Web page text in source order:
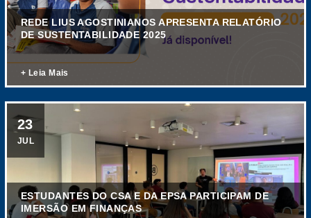
REDE LIUS AGOSTINIANOS APRESENTA RELATÓRIO
DE SUSTENTABILIDADE 2025
+ Leia Mais
23
JUL
ESTUDANTES DO CSA E DA EPSA PARTICIPAM DE
IMERSÃO EM FINANÇAS